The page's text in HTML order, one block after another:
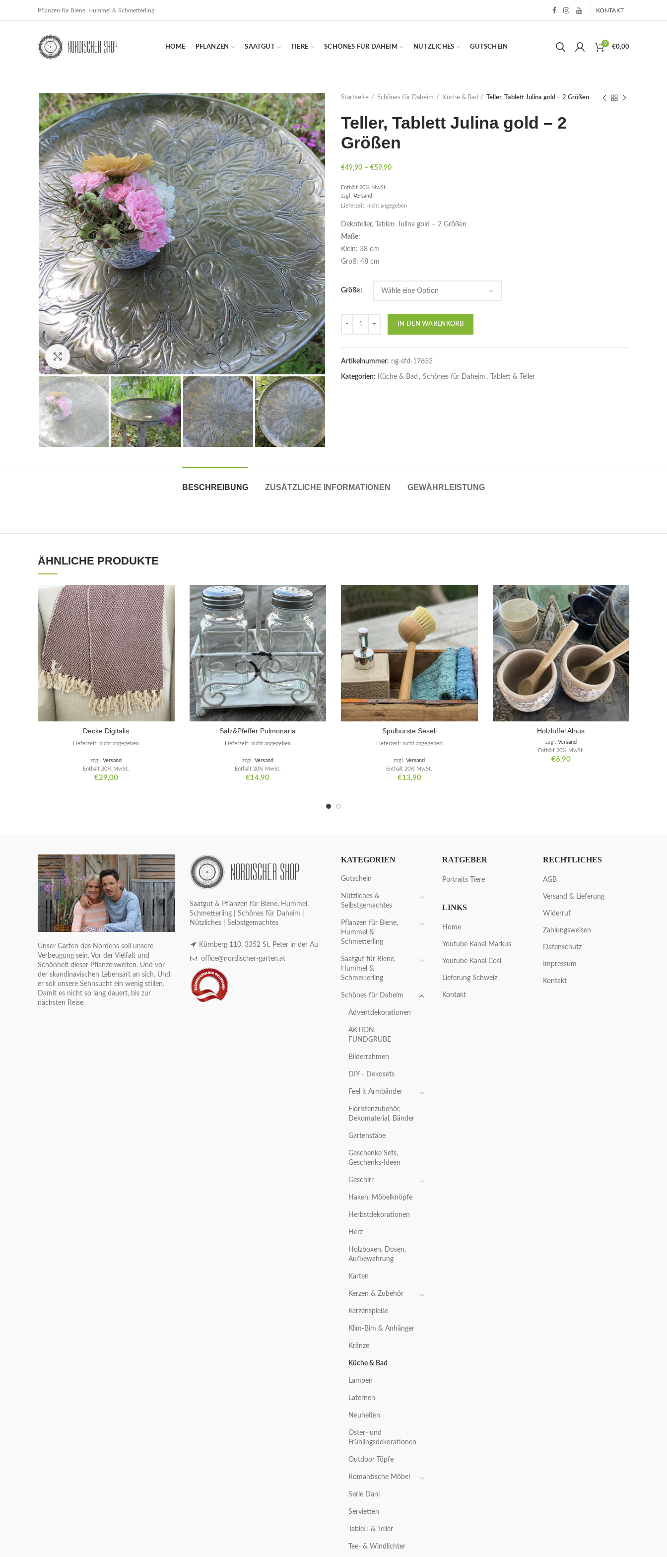
Pflanzen für Biene, Hummel & Schmetterling KONTAKT
HOME PFLANZEN SAATGUT TIERE SCHÖNES FÜR DAHEIM NÜTZLICHES GUTSCHEIN
0
€0,00
Click to enlarge
Startseite Schönes für Daheim Küche & Bad Teller, Tablett Julina gold – 2 Größen
Teller, Tablett Julina gold – 2
Größen
€49,90 – €59,90
Enthält 20% MwSt.
zzgl. Versand
Lieferzeit: nicht angegeben
Dekoteller, Tablett Julina gold – 2 Größen
Maße:
Klein: 38 cm
Groß: 48 cm
Größe
IN DEN WARENKORB
Artikelnummer: ng-sfd-17652
Kategorien: Küche & Bad , Schönes für Daheim , Tablett & Teller
BESCHREIBUNG ZUSÄTZLICHE INFORMATIONEN GEWÄHRLEISTUNG
ÄHNLICHE PRODUKTE
Decke Digitalis
€29,00
Enthält 20% MwSt.
zzgl.Versand
Lieferzeit: nicht angegeben
Salz&Pfeffer Pulmonaria
€14,90
Enthält 20% MwSt.
zzgl. Versand
Lieferzeit: nicht angegeben
Spülbürste Seseli
€13,90
Enthält 20% MwSt.
zzgl.Versand
Lieferzeit: nicht angegeben
Holzlöffel Alnus
€6,90
Enthält 20% MwSt.
zzgl. Versand
Unser Garten des Nordens soll unsere
Verbeugung sein. Vor der Vielfalt und
Schönheit dieser Pflanzenwelten. Und vor
der skandinavischen Lebensart an sich. Und
er soll unsere Sehnsucht ein wenig stillen.
Damit es nicht so lang dauert, bis zur
nächsten Reise.
Saatgut & Pflanzen für Biene, Hummel,
Schmetterling | Schönes für Daheim |
Nützliches | Selbstgemachtes
Kürnberg 110, 3352 St. Peter in der Au
office@nordischer-garten.at
KATEGORIEN
Gutschein
Nützliches &
Selbstgemachtes
Pflanzen für Biene,
Hummel &
Schmetterling
Saatgut für Biene,
Hummel &
Schmetterling
Schönes für Daheim
Adventdekorationen
AKTION -
FUNDGRUBE
Bilderrahmen
DIY - Dekosets
Feel it Armbänder
Floristenzubehör,
Dekomaterial, Bänder
Gartenstäbe
Geschenke Sets,
Geschenks-Ideen
Geschirr
Haken, Möbelknöpfe
Herbstdekorationen
Herz
Holzboxen, Dosen,
Aufbewahrung
Karten
Kerzen & Zubehör
Kerzenspieße
Klim-Bim & Anhänger
Kränze
Küche & Bad
Lampen
Laternen
Neuheiten
Oster- und
Frühlingsdekorationen
Outdoor Töpfe
Romantische Möbel
Serie Dani
Servietten
Tablett & Teller
Tee- & Windlichter
RATGEBER
Portraits Tiere
LINKS
Home
Youtube Kanal Markus
Youtube Kanal Cosi
Lieferung Schweiz
Kontakt
RECHTLICHES
AGB
Versand & Lieferung
Widerruf
Zahlungsweisen
Datenschutz
Impressum
Kontakt